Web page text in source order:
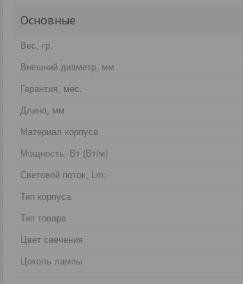
Основные
Вес, гр.
Внешний диаметр, мм
Гарантия, мес.
Длина, мм
Материал корпуса
Мощность, Вт (Вт/м)
Световой поток, Lm:
Тип корпуса
Тип товара
Цвет свечения
Цоколь лампы